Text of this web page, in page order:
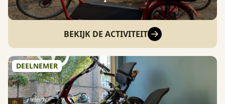
BEKIJK DE ACTIVITEIT
DEELNEMER